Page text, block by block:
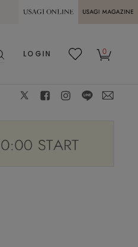
熊本県熊本地方を震源とする地震の影響に
MAGAZINE
LOGIN
0